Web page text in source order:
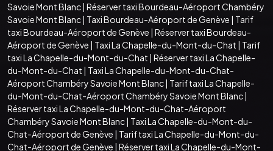
Savoie Mont Blanc| Réserver taxi Bourdeau-Aéroport Chambéry
Savoie Mont Blanc| Taxi Bourdeau-Aéroport de Genève | Tarif
taxi Bourdeau-Aéroport de Genève | Réserver taxi Bourdeau-
Aéroport de Genève | Taxi La Chapelle-du-Mont-du-Chat | Tarif
taxi La Chapelle-du-Mont-du-Chat | Réserver taxi La Chapelle-
du-Mont-du-Chat | Taxi La Chapelle-du-Mont-du-Chat-
Aéroport Chambéry Savoie Mont Blanc| Tarif taxi La Chapelle-
du-Mont-du-Chat-Aéroport Chambéry Savoie Mont Blanc|
Réserver taxi La Chapelle-du-Mont-du-Chat-Aéroport
Chambéry Savoie Mont Blanc| Taxi La Chapelle-du-Mont-du-
Chat-Aéroport de Genève | Tarif taxi La Chapelle-du-Mont-du-
Chat-Aéroport de Genève | Réserver taxi La Chapelle-du-Mont-